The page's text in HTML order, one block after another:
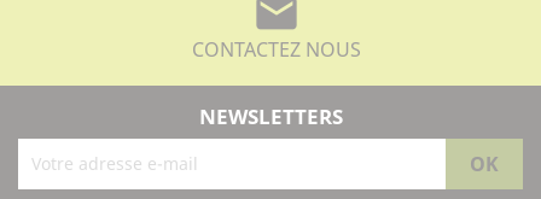
mail
CONTACTEZ NOUS
NEWSLETTERS